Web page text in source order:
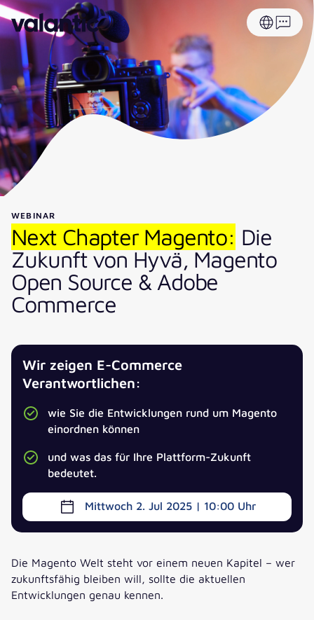
WEBINAR
Next Chapter Magento: Die
Zukunft von Hyvä, Magento
Open Source & Adobe
Commerce
Wir zeigen E-Commerce
Verantwortlichen:
wie Sie die Entwicklungen rund um Magento
einordnen können
und was das für Ihre Plattform-Zukunft
bedeutet.
Mittwoch 2. Jul 2025 | 10:00 Uhr
Die Magento Welt steht vor einem neuen Kapitel – wer
zukunftsfähig bleiben will, sollte die aktuellen
Entwicklungen genau kennen.